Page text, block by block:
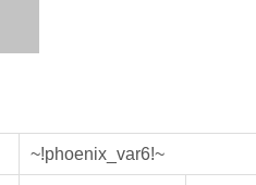
~!phoenix_var6!~